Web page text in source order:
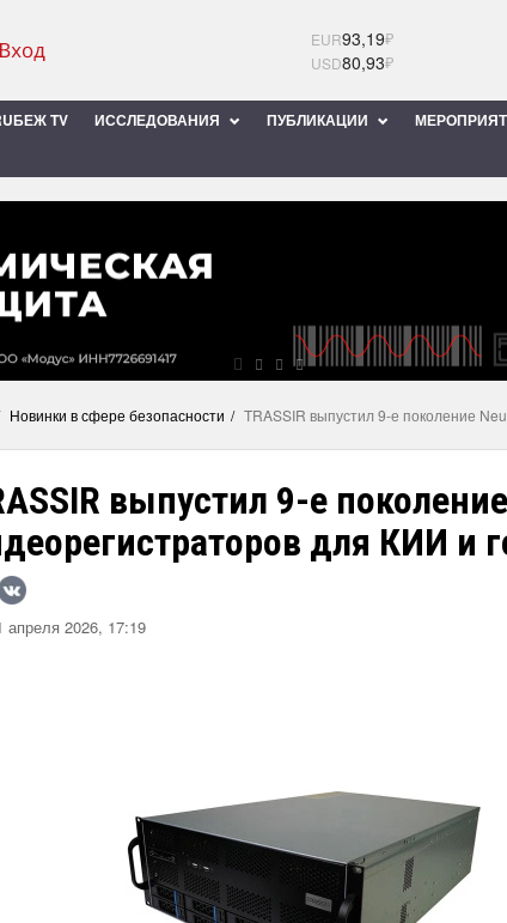
EUR93,19₽
USD80,93₽
TV ИССЛЕДОВАНИЯ ПУБЛИКАЦИИ
Новинки в сфере безопасности TRASSIR выпустил 9-е поколение
выпустил 9-е
для КИИ и
апреля 2026, 17:19